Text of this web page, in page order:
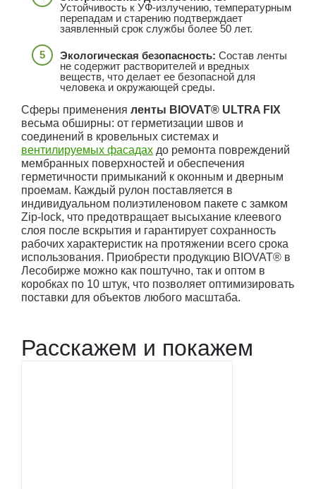
Устойчивость к УФ-излучению, температурным
перепадам и старению подтверждает
заявленный срок службы более 50 лет.
Экологическая безопасность: Состав ленты
не содержит растворителей и вредных
веществ, что делает ее безопасной для
человека и окружающей среды.
Сферы применения ленты BIOVAT® ULTRA FIX
весьма обширны: от герметизации швов и
соединений в кровельных системах и
вентилируемых фасадах до ремонта повреждений
мембранных поверхностей и обеспечения
герметичности примыканий к оконным и дверным
проемам. Каждый рулон поставляется в
индивидуальном полиэтиленовом пакете с замком
Zip-lock, что предотвращает высыхание клеевого
слоя после вскрытия и гарантирует сохранность
рабочих характеристик на протяжении всего срока
использования. Приобрести продукцию BIOVAT® в
Лесобирже можно как поштучно, так и оптом в
коробках по 10 штук, что позволяет оптимизировать
поставки для объектов любого масштаба.
Расскажем и покажем